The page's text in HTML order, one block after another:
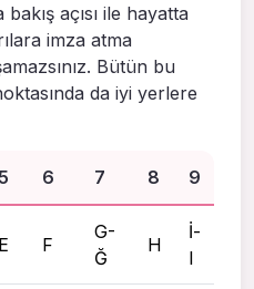
açısı ile hayatta
imza atma
Bütün bu
da iyi yerlere
5 6 7 8 9
E F
G-
Ğ
H
İ-
I